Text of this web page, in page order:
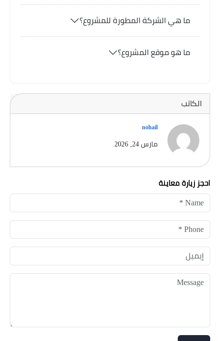
ما هي الشركة المطورة للمشروع؟
ما هو موقع المشروع؟
الكاتب
nohail
مارس 24, 2026
احجز زيارة معاينة